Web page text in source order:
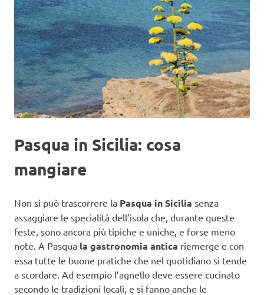
Pasqua in Sicilia: cosa
mangiare
Non si può trascorrere la Pasqua in Sicilia senza
assaggiare le specialità dell’isola che, durante queste
feste, sono ancora più tipiche e uniche, e forse meno
note. A Pasqua la gastronomia antica riemerge e con
essa tutte le buone pratiche che nel quotidiano si tende
a scordare. Ad esempio l’agnello deve essere cucinato
secondo le tradizioni locali, e si fanno anche le